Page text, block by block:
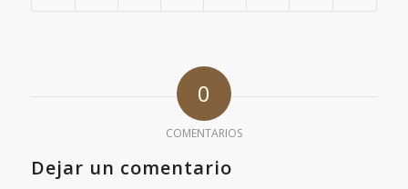
0
COMENTARIOS
Dejar un comentario